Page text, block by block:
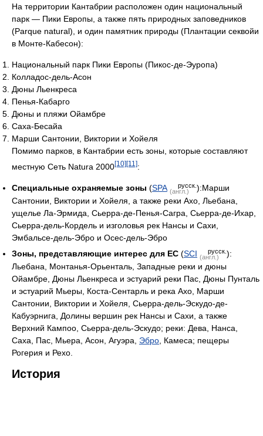
На территории Кантабрии расположен один национальный
парк — Пики Европы, а также пять природных заповедников
(Parque natural), и один памятник природы (Плантации секвойи
в Монте-Кабесон):
Национальный парк Пики Европы (Пикос-де-Эуропа)
Колладос-дель-Асон
Дюны Льенкреса
Пенья-Кабарго
Дюны и пляжи Ойамбре
Саха-Бесайа
Марши Сантонии, Виктории и Хойеля
Помимо парков, в Кантабрии есть зоны, которые составляют
местную Сеть Natura 2000[10][11]:
Специальные охраняемые зоны (SPA (англ.)
русск. ):Марши
Сантонии, Виктории и Хойеля, а также реки Ахо, Льебана,
ущелье Ла-Эрмида, Сьерра-де-Пенья-Сагра, Сьерра-де-Ихар,
Сьерра-дель-Кордель и изголовья рек Нансы и Сахи,
Эмбальсе-дель-Эбро и Осес-дель-Эбро
Зоны, представляющие интерес для ЕС (SCI (англ.)
русск. ):
Льебана, Монтанья-Орьенталь, Западные реки и дюны
Ойамбре, Дюны Льенкреса и эстуарий реки Пас, Дюны Пунталь
и эстуарий Мьеры, Коста-Сентарль и река Ахо, Марши
Сантонии, Виктории и Хойеля, Сьерра-дель-Эскудо-де-
Кабуэрнига, Долины вершин рек Нансы и Сахи, а также
Верхний Кампоо, Сьерра-дель-Эскудо; реки: Дева, Нанса,
Саха, Пас, Мьера, Асон, Агуэра, Эбро , Камеса; пещеры
Рогерия и Рехо.
История